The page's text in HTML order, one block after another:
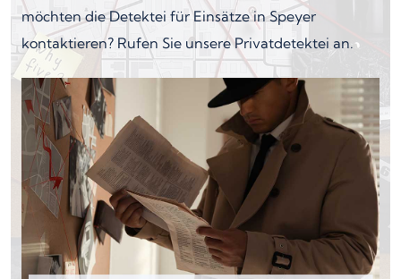
möchten die Detektei für Einsätze in Speyer
kontaktieren? Rufen Sie unsere Privatdetektei an.